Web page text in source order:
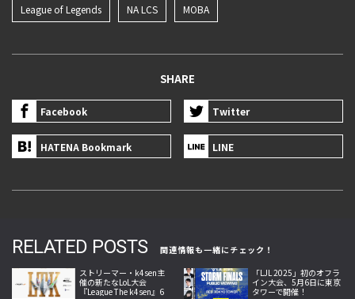
League of Legends NA LCS MOBA
SHARE
Facebook Twitter
HATENA Bookmark LINE
RELATED POSTS
関連情報も一緒にチェック！
ストリーマー・k4sen主
催の新たなLoL大会
『League The k4sen』6
「LJL 2025」初のオフラ
イン大会、5月6日に東京
タワーで開催！